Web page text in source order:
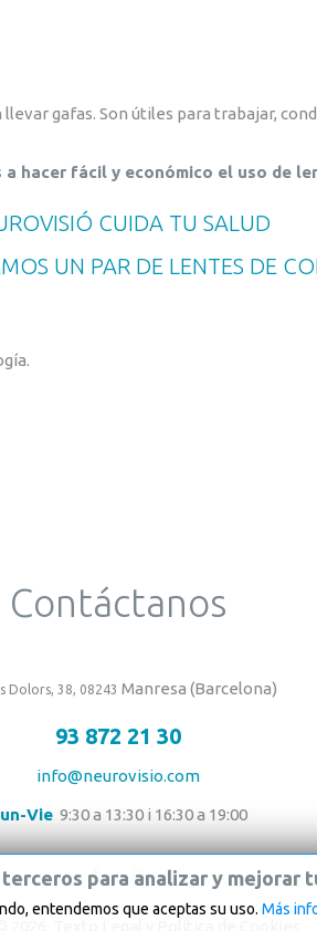
gafas. Son útiles para trabajar,
a hacer fácil y económico el uso de
CUIDA TU SALUD
UN PAR DE LENTES DE
Contáctanos
Dolors, 38, 08243 Manresa (Barcelona)
93 872 21 30
info@neurovisio.com
Vie9:30 a 13:30 i 16:30 a 19:00
terceros para analizar y mejorar
entendemos que aceptas su uso. Más